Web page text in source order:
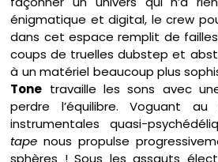
énigmatique et digital, le crew
dans cet espace remplit de
coups de truelles dubstep et
à un matériel beaucoup plus
Tone travaille les sons avec
perdre l’équilibre. Voguant
instrumentales quasi-
tape nous propulse
sphères ! Sous les assauts